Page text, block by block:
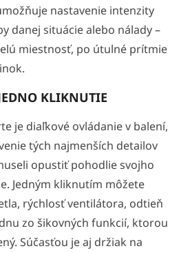
nastavenie intenzity
danej situácie alebo nálady –
miestnosť, po útulné prítmie
KLIKNUTIE
je diaľkové ovládanie v balení,
tých najmenších detailov
opustiť pohodlie svojho
Jedným kliknutím môžete
rýchlosť ventilátora, odtieň
zo šikovných funkcií, ktorou
Súčasťou je aj držiak na